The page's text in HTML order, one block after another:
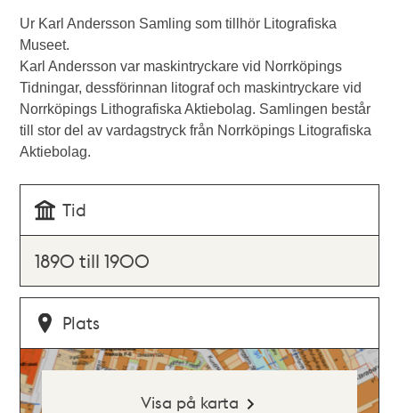
Ur Karl Andersson Samling som tillhör Litografiska
Museet.
Karl Andersson var maskintryckare vid Norrköpings
Tidningar, dessförinnan litograf och maskintryckare vid
Norrköpings Lithografiska Aktiebolag. Samlingen består
till stor del av vardagstryck från Norrköpings Litografiska
Aktiebolag.
Tid
1890 till 1900
Plats
Visa på karta